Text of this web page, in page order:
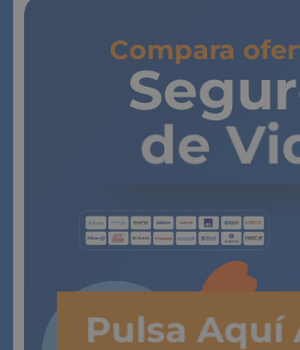
Notificarme los nuevos
Compara